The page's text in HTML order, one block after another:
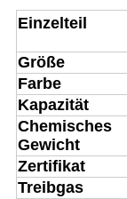
Einzelteil
Größe
Farbe
Kapazität
Chemisches
Gewicht
Zertifikat
Treibgas